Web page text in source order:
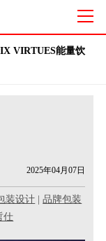
VIRTUES能量饮
2025年04月07日
装设计 |品牌包装
仕